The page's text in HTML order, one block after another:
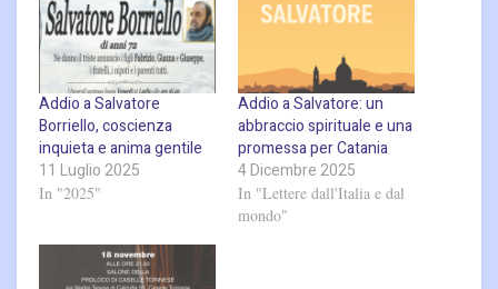
Addio a Salvatore
Borriello, coscienza
inquieta e anima gentile
11 Luglio 2025
In "2025"
Addio a Salvatore: un
abbraccio spirituale e una
promessa per Catania
4 Dicembre 2025
In "Lettere dall'Italia e dal
mondo"